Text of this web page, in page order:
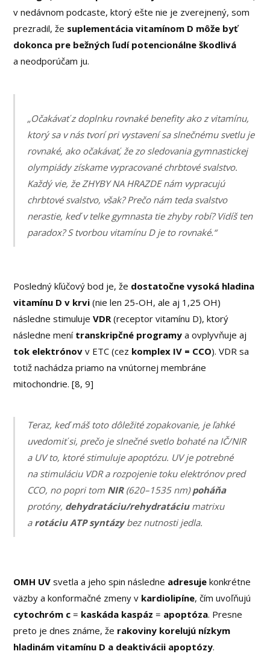
v nedávnom podcaste, ktorý ešte nie je zverejnený, som
prezradil, že suplementácia vitamínom D môže byť
dokonca pre bežných ľudí potencionálne škodlivá
a neodporúčam ju.
„Očakávať z doplnku rovnaké benefity ako z vitamínu,
ktorý sa v nás tvorí pri vystavení sa slnečnému svetlu je
rovnaké, ako očakávať, že zo sledovania gymnastickej
olympiády získame vypracované chrbtové svalstvo.
Každý vie, že ZHYBY NA HRAZDE nám vypracujú
chrbtové svalstvo, však? Prečo nám teda svalstvo
nerastie, keď v telke gymnasta tie zhyby robí? Vidíš ten
paradox? S tvorbou vitamínu D je to rovnaké.“
Posledný kľúčový bod je, že dostatočne vysoká hladina
vitamínu D v krvi (nie len 25-OH, ale aj 1,25 OH)
následne stimulujeVDR(receptor vitamínu D), ktorý
následne mení transkripčné programy a ovplyvňuje aj
tok elektrónov v ETC (cez komplex IV = CCO). VDR sa
totiž nachádza priamo na vnútornej membráne
mitochondrie. [8, 9]
Teraz, keď máš toto dôležité zopakovanie, je ľahké
uvedomiť si, prečo je slnečné svetlo bohaté na IČ/NIR
a UV to, ktoré stimuluje apoptózu. UV je potrebné
na stimuláciu VDR a rozpojenie toku elektrónov pred
CCO, no popri tom NIR(620–1535 nm)poháňa
protóny, dehydratáciu/rehydratáciumatrixu
a rotáciu ATP syntázybez nutnosti jedla.
OMH UV svetla a jeho spin následne adresujekonkrétne
väzby a konformačné zmeny v kardiolipíne, čím uvoľňujú
cytochróm c = kaskáda kaspáz = apoptóza. Presne
preto je dnes známe, že rakoviny korelujú nízkym
hladinám vitamínu D a deaktivácii apoptózy.